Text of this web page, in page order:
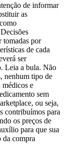
de informar
as
tomadas por
de cada
ser
Leia a bula. Não
nenhum tipo de
médicos e
sem
ou seja,
contribuímos para
os preços de
para que sua
da compra